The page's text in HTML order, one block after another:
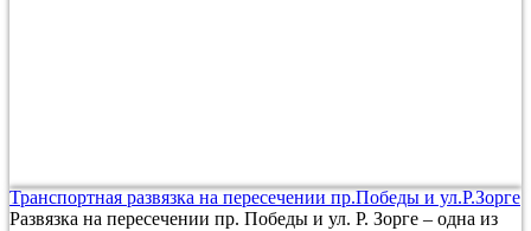
Транспортная развязка на пересечении пр.Победы и ул.Р.Зорге
Развязка на пересечении пр. Победы и ул. Р. Зорге – одна из